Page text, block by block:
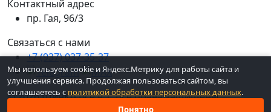
Контактный адрес
пр. Гая, 96/3
Связаться с нами
+7 (937) 037-35-37
© 2026 ШинКо Всё в 1. Все права защищены.
Мы используем cookie и Яндекс.Метрику для работы сайта и
улучшения сервиса. Продолжая пользоваться сайтом, вы
соглашаетесь с политикой обработки персональных данных.
Понятно